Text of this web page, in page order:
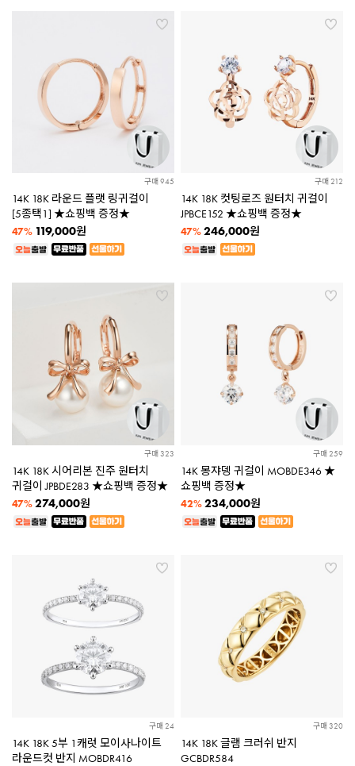
구매 945
14K 18K 라운드 플랫 링귀걸이
[5종택1] ★쇼핑백 증정★
47% 119,000원
구매 212
14K 18K 컷팅로즈 원터치 귀걸이
JPBCE152 ★쇼핑백 증정★
47% 246,000원
구매 323
14K 18K 시어리본 진주 원터치
귀걸이 JPBDE283 ★쇼핑백 증정★
47% 274,000원
구매 259
14K 몽쟈뎅 귀걸이 MOBDE346 ★
쇼핑백 증정★
42% 234,000원
구매 24
14K 18K 5부 1캐럿 모이사나이트
라운드컷 반지 MOBDR416
구매 320
14K 18K 글램 크러쉬 반지
GCBDR584